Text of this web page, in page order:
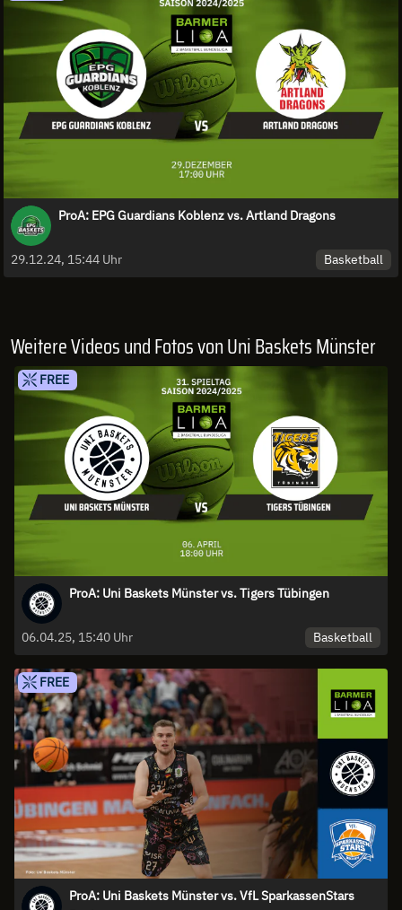
ProA: EPG Guardians Koblenz vs. Artland Dragons
29.12.24, 15:44 Uhr Basketball
Weitere Videos und Fotos von Uni Baskets Münster
FREE
ProA: Uni Baskets Münster vs. Tigers Tübingen
06.04.25, 15:40 Uhr Basketball
FREE
ProA: Uni Baskets Münster vs. VfL SparkassenStars